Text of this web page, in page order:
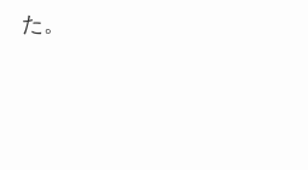
た。